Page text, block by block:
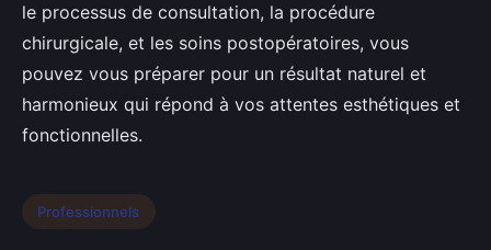
le processus de consultation, la procédure
chirurgicale, et les soins postopératoires, vous
pouvez vous préparer pour un résultat naturel et
harmonieux qui répond à vos attentes esthétiques et
fonctionnelles.
Professionnels